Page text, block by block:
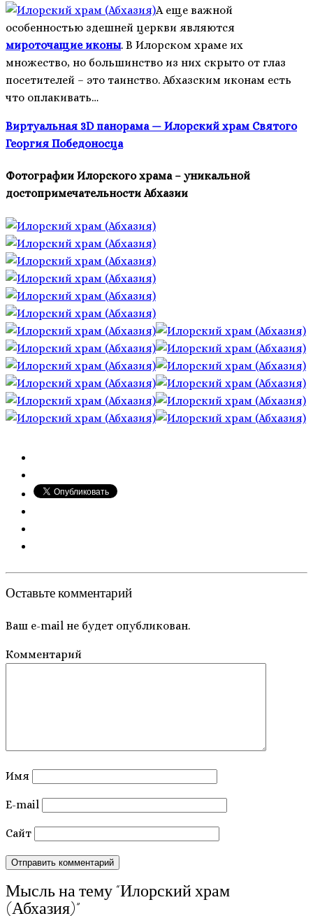
А еще важной
особенностью здешней церкви являются
мироточащие иконы. В Илорском храме их
множество, но большинство из них скрыто от глаз
посетителей – это таинство. Абхазским иконам есть
что оплакивать…
Виртуальная 3D панорама — Илорский храм Святого
Георгия Победоносца
Фотографии Илорского храма – уникальной
достопримечательности Абхазии
Оставьте комментарий
Ваш e-mail не будет опубликован.
Комментарий
Имя
E-mail
Сайт
Мысль на тему “Илорский храм
(Абхазия)”